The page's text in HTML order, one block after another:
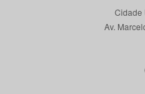
Cidade
Av.